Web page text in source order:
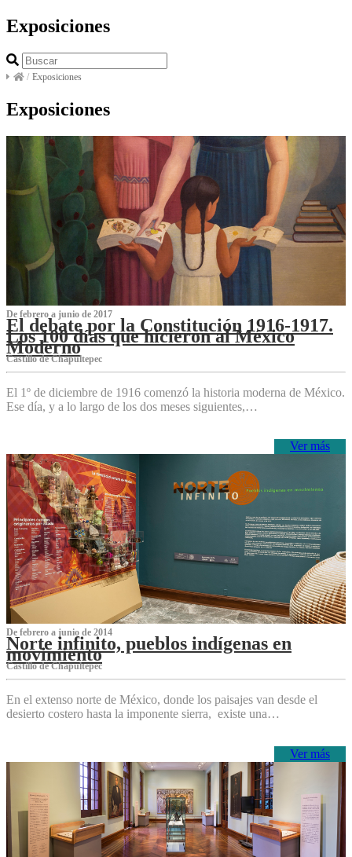
Exposiciones
/ Exposiciones
Exposiciones
De febrero a junio de 2017
El debate por la Constitución 1916-1917.
Los 100 días que hicieron al México
Moderno
Castillo de Chapultepec
El 1º de diciembre de 1916 comenzó la historia moderna de México.
Ese día, y a lo largo de los dos meses siguientes,…
Ver más
De febrero a junio de 2014
Norte infinito, pueblos indígenas en
movimiento
Castillo de Chapultepec
En el extenso norte de México, donde los paisajes van desde el
desierto costero hasta la imponente sierra, existe una…
Ver más